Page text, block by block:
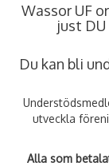
Wassor UF
just DU
Du kan bli
utveckla
Alla som